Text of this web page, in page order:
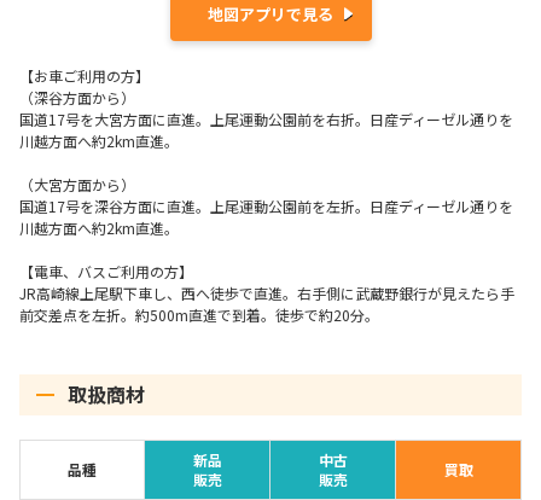
地図アプリで見る
【お車ご利用の方】
（深谷方面から）
国道17号を大宮方面に直進。上尾運動公園前を右折。日産ディーゼル通りを
川越方面へ約2km直進。
（大宮方面から）
国道17号を深谷方面に直進。上尾運動公園前を左折。日産ディーゼル通りを
川越方面へ約2km直進。
【電車、バスご利用の方】
JR高崎線上尾駅下車し、西へ徒歩で直進。右手側に武蔵野銀行が見えたら手
前交差点を左折。約500m直進で到着。徒歩で約20分。
取扱商材
品種
新品
販売
中古
販売
買取